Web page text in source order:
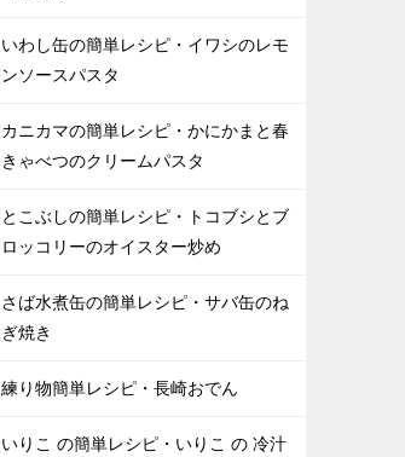
いわし缶の簡単レシピ・イワシのレモ
ンソースパスタ
カニカマの簡単レシピ・かにかまと春
きゃべつのクリームパスタ
とこぶしの簡単レシピ・トコブシとブ
ロッコリーのオイスター炒め
さば水煮缶の簡単レシピ・サバ缶のね
ぎ焼き
練り物簡単レシピ・長崎おでん
いりこ の簡単レシピ・いりこ の 冷汁